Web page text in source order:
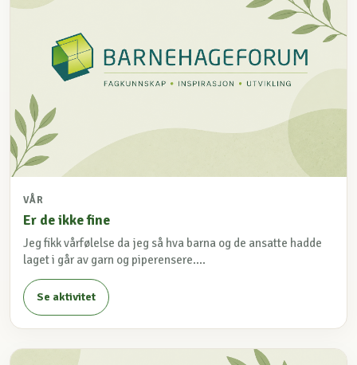
VÅR
Er de ikke fine
Jeg fikk vårfølelse da jeg så hva barna og de ansatte hadde
laget i går av garn og piperensere....
Se aktivitet